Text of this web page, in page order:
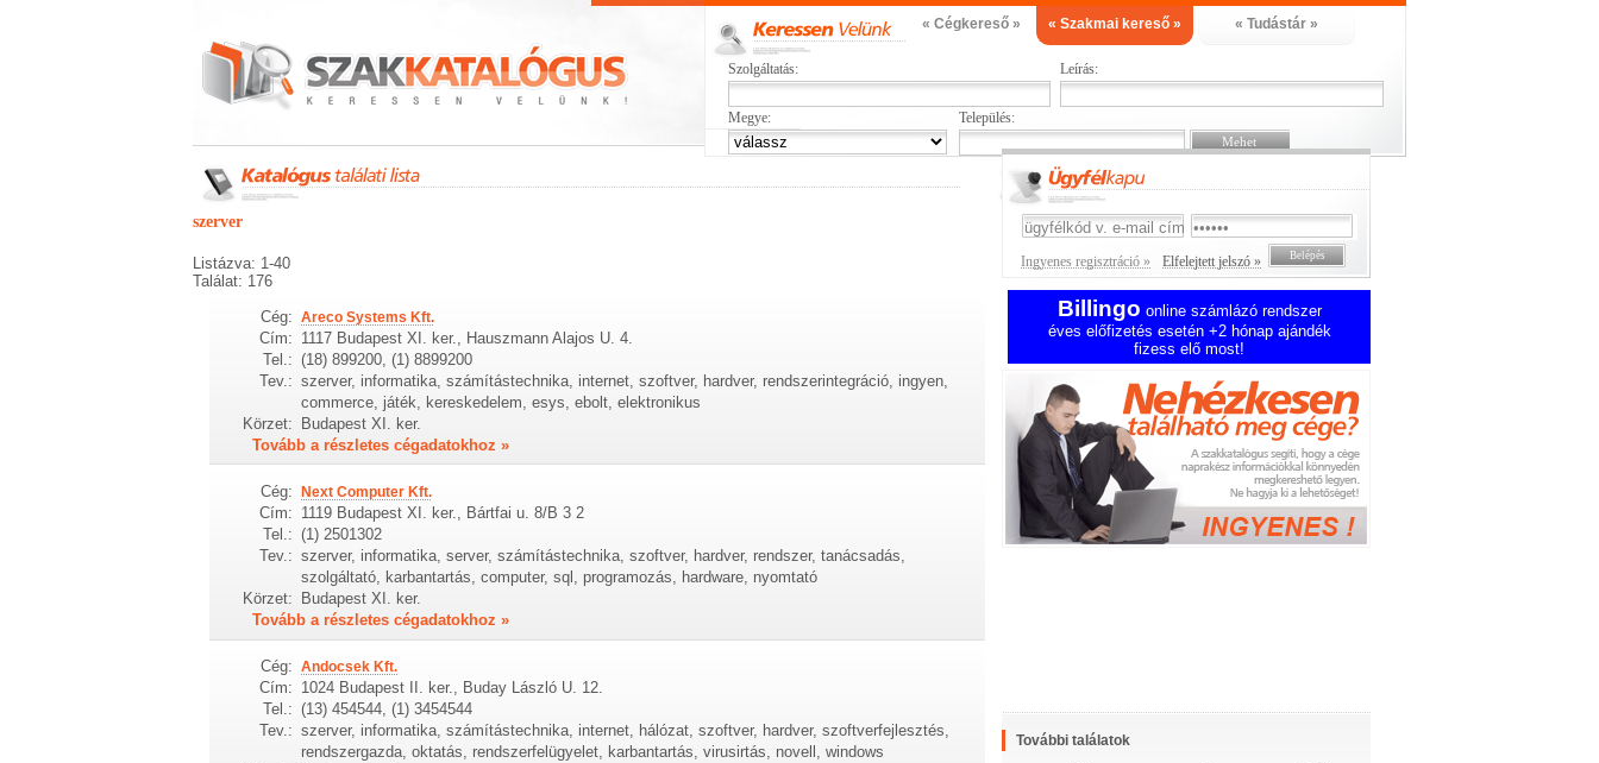
« Cégkereső » « Szakmai kereső » « Tudástár »
Szolgáltatás: Leírás:
Megye: Település:
szerver
Listázva: 1-40
Találat: 176
Cég: Areco Systems Kft.
Cím: 1117 Budapest XI. ker., Hauszmann Alajos U. 4.
Tel.: (18) 899200, (1) 8899200
Tev.: szerver, informatika, számítástechnika, internet, szoftver, hardver, rendszerintegráció, ingyen,
commerce, játék, kereskedelem, esys, ebolt, elektronikus
Körzet: Budapest XI. ker.
Tovább a részletes cégadatokhoz »
Cég: Next Computer Kft.
Cím: 1119 Budapest XI. ker., Bártfai u. 8/B 3 2
Tel.: (1) 2501302
Tev.: szerver, informatika, server, számítástechnika, szoftver, hardver, rendszer, tanácsadás,
szolgáltató, karbantartás, computer, sql, programozás, hardware, nyomtató
Körzet:
Budapest XI. ker.
Tovább a részletes cégadatokhoz »
Cég: Andocsek Kft.
Cím: 1024 Budapest II. ker., Buday László U. 12.
Tel.: (13) 454544, (1) 3454544
Tev.: szerver, informatika, számítástechnika, internet, hálózat, szoftver, hardver, szoftverfejlesztés,
rendszergazda, oktatás, rendszerfelügyelet, karbantartás, virusirtás, novell, windows
Ingyenes regisztráció » Elfelejtett jelszó »
Billingo online számlázó rendszer
éves előfizetés esetén +2 hónap ajándék
fizess elő most!
További találatok